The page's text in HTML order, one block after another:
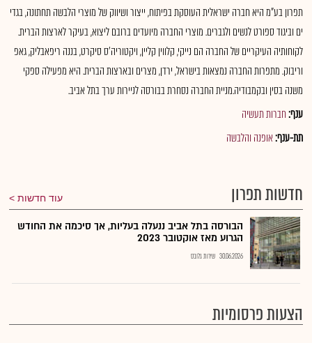
תפרון בע"מ היא חברה ישראלית העוסקת בפיתוח, ייצור ושיווק של מוצרי הלבשה תחתונה, בגדי
ים וביגוד ספורט לנשים ולגברים. מוצרי החברה מיועדים ברובם ליצוא, בעיקר לארצות הברית.
לקוחותיה העיקריים של החברה הם נייקי, קלווין קליין, ויקטוריה'ס סיקרט, בננה ריפאבליק, גאפ
וריבוק. מתפרות החברה נמצאות בישראל, ירדן, מצרים ובארצות הברית. היא מפעילה ספקי
משנה בסין ובקמבודיה.מניית החברה נסחרת בבורסה לניירות ערך בתל אביב.
ענף:חברות תעשיה
תת-ענף:אופנה והלבשה
חדשות תפרון עוד חדשות
הבורסה בתל אביב ננעלה בעליות, אך סיכמה את החודש
הגרוע מאז אוקטובר 2023
30.06.2026 שירות גלובס
הצעות פרסומיות